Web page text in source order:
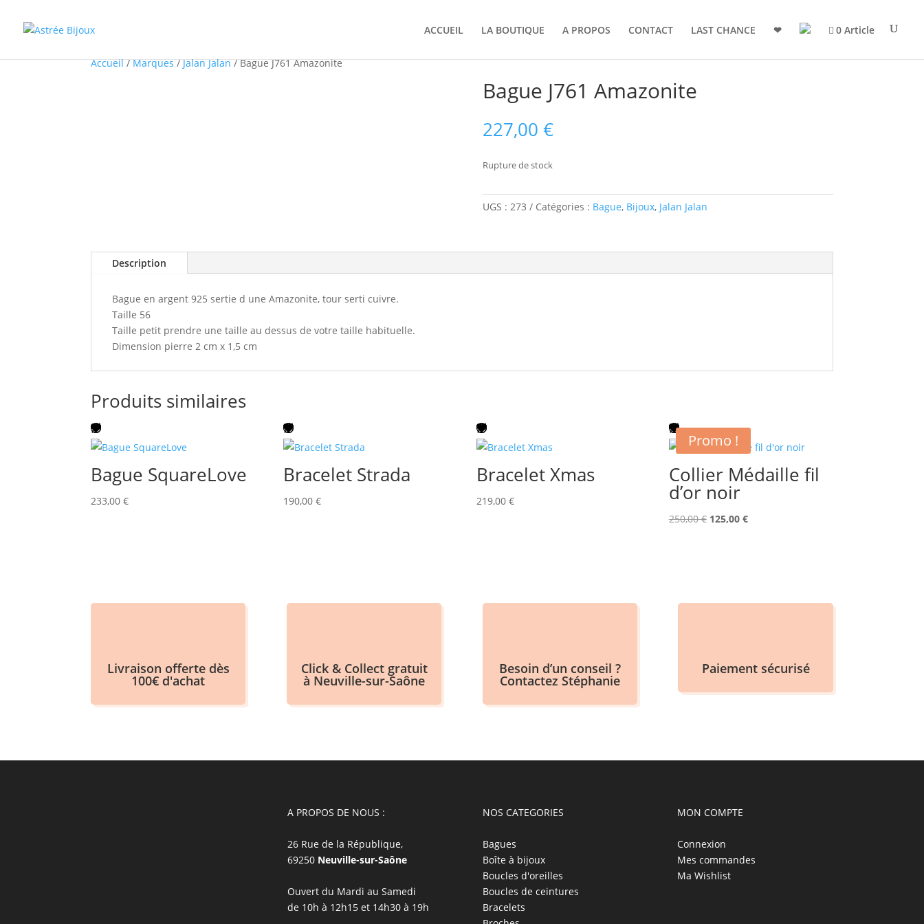
ACCUEIL LA BOUTIQUE A PROPOS CONTACT LAST CHANCE ❤ 0 Article
Accueil/Marques/Jalan Jalan/ Bague J761 Amazonite
Bague J761 Amazonite
227,00 €
Rupture de stock
UGS : 273 Catégories : Bague, Bijoux, Jalan Jalan
Description
Bague en argent 925 sertie d une Amazonite, tour serti cuivre.
Taille 56
Taille petit prendre une taille au dessus de votre taille habituelle.
Dimension pierre 2 cm x 1,5 cm
Produits similaires
Bague SquareLove
233,00 €
Bracelet Strada
190,00€
Bracelet Xmas
219,00 €
Promo !
Collier Médaille fil
d’or noir
250,00€ Le
125,00 €Le
Livraison offerte dès
100€ d'achat
Click & Collect gratuit
à Neuville-sur-Saône
Besoin d’un conseil ?
Contactez Stéphanie
Paiement sécurisé
A PROPOS DE NOUS :
26 Rue de la République,
69250 Neuville-sur-Saône
Ouvert du Mardi au Samedi
de 10h à 12h15 et 14h30 à 19h
NOS CATEGORIES
Bagues
Boîte à bijoux
Boucles d'oreilles
Boucles de ceintures
Bracelets
MON COMPTE
Connexion
Mes commandes
Ma Wishlist